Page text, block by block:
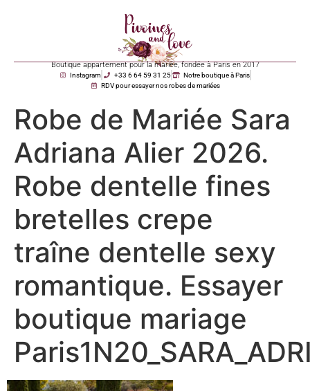
Boutique appartement pour la mariée, fondée à Paris en 2017
Instagram +33 6 64 59 31 25
Notre boutique à Paris
RDV pour essayer nos robes de mariées
Robe de Mariée Sara
Adriana Alier 2026.
Robe dentelle fines
bretelles crepe
traîne dentelle sexy
romantique. Essayer
boutique mariage